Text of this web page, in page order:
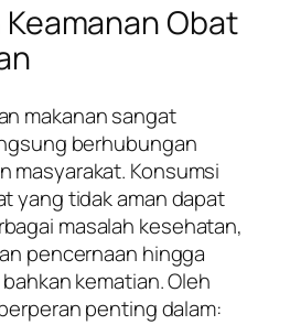
Obat
makanan sangat
berhubungan
masyarakat. Konsumsi
yang tidak aman dapat
masalah kesehatan,
pencernaan hingga
kematian. Oleh
penting dalam: